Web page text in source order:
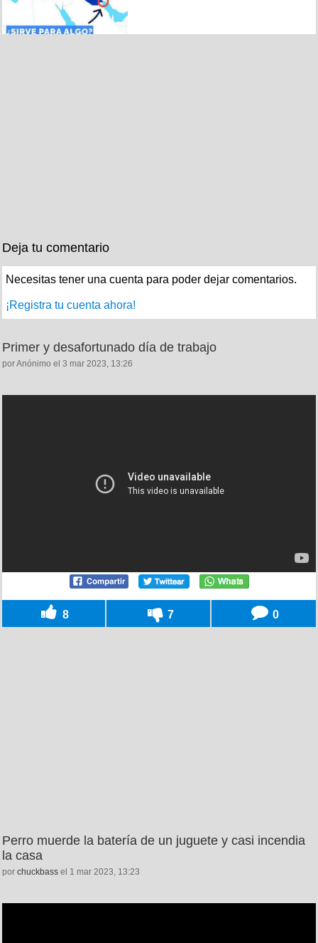
Deja tu comentario
Necesitas tener una cuenta para poder dejar comentarios.
¡Registra tu cuenta ahora!
Primer y desafortunado día de trabajo
por Anónimo el 3 mar 2023, 13:26
8 7 0
Perro muerde la batería de un juguete y casi incendia
la casa
por chuckbass el 1 mar 2023, 13:23